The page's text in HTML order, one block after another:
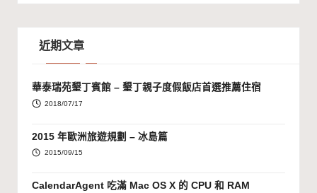
近期文章
華泰瑞苑墾丁賓館 – 墾丁親子度假飯店首選推薦住宿
2018/07/17
2015 年歐洲旅遊規劃 – 冰島篇
2015/09/15
CalendarAgent 吃滿 Mac OS X 的 CPU 和 RAM